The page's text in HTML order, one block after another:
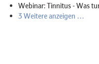
Webinar: Tinnitus - Was
3 Weitere anzeigen …